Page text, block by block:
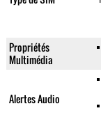
Propriétés
Multimédia
Alertes Audio